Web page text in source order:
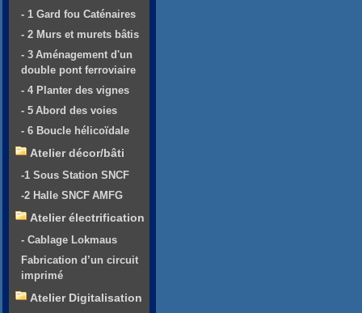
- 1 Gard fou Caténaires
- 2 Murs et murets bâtis
- 3 Aménagement d'un
double pont ferroviaire
- 4 Planter des vignes
- 5 Abord des voies
- 6 Boucle hélicoïdale
Atelier décor/bâti
-1 Sous Station SNCF
-2 Halle SNCF AMFG
Atelier électrification
- Cablage Lokmaus
Fabrication d’un circuit
imprimé
Atelier Digitalisation